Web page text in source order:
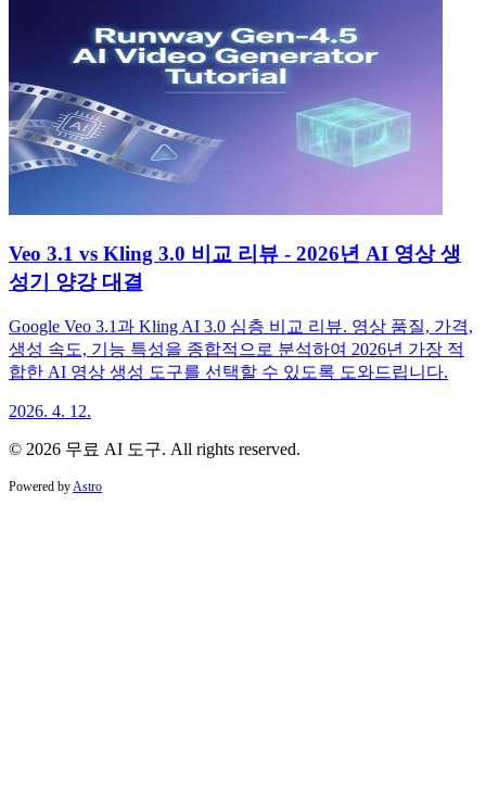
Veo 3.1 vs Kling 3.0 비교 리뷰 - 2026년 AI 영상 생
성기 양강 대결
Google Veo 3.1과 Kling AI 3.0 심층 비교 리뷰. 영상 품질, 가격,
생성 속도, 기능 특성을 종합적으로 분석하여 2026년 가장 적
합한 AI 영상 생성 도구를 선택할 수 있도록 도와드립니다.
2026. 4. 12.
© 2026 무료 AI 도구. All rights reserved.
Powered byAstro